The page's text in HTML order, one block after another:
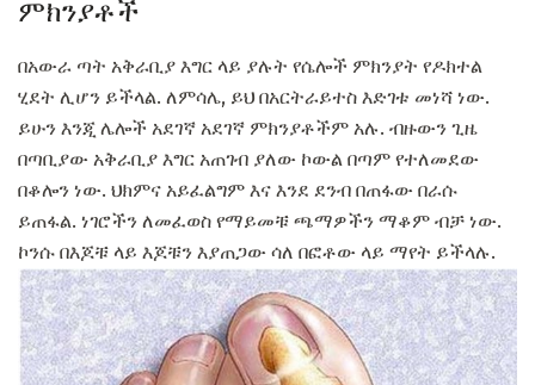
ምክንያቶች
በአውራ ጣት አቅራቢያ እግር ላይ ያሉት የሴሎች ምክንያት የዶክተል
ሂደት ሊሆን ይችላል. ለምሳሌ, ይህ በአርትራይተስ እድገቱ መነሻ ነው.
ይሁን እንጂ ሌሎች አደገኛ አደገኛ ምክንያቶችም አሉ. ብዙውን ጊዜ
በጣቢያው አቅራቢያ እግር አጠገብ ያለው ኮውል በጣም የተለመደው
በቆሎን ነው. ህክምና አይፈልግም እና እንደ ደንብ በጠፋው በራሱ
ይጠፋል. ነገሮችን ለመፈወስ የማይመቹ ጫማዎችን ማቆም ብቻ ነው.
ኮንሱ በእጆቹ ላይ እጆቹን እያጠጋው ሳለ በፎቶው ላይ ማየት ይችላሉ.